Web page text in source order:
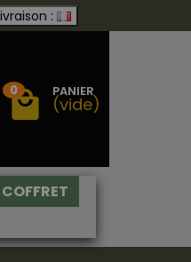
:
0 PANIER
(vide)